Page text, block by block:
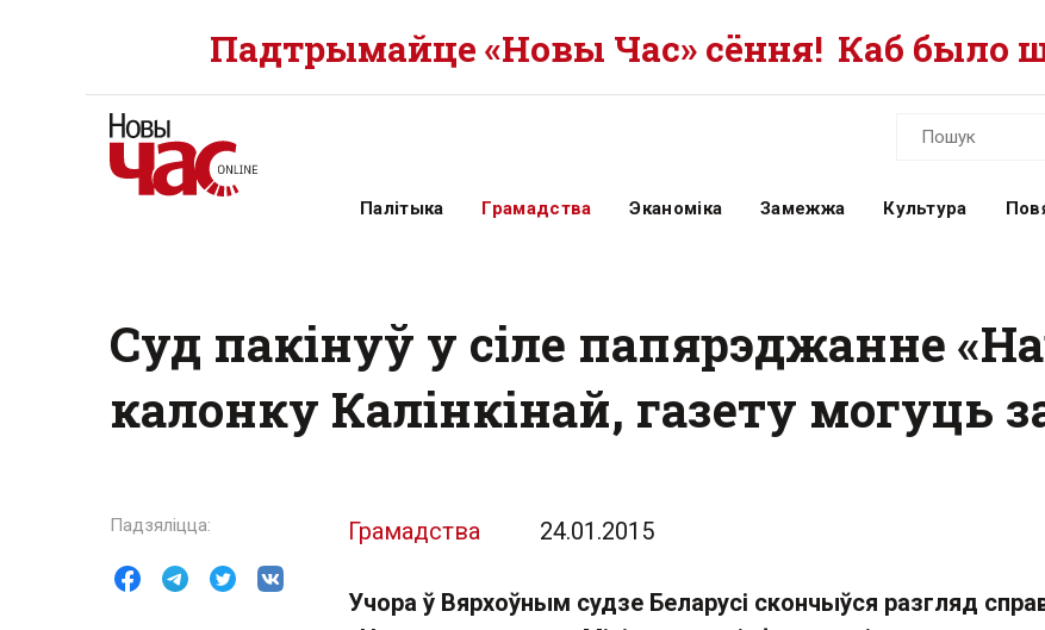
Падтрымайце «Новы Час» сёння! Каб было
Палітыка Грамадства Эканоміка Замежжа Культура
Суд пакінуў у сіле папярэджанне
калонку Калінкінай, газету могуць
Грамадства 24.01.2015
Учора ў Вярхоўным судзе Беларусі скончыўся разгляд